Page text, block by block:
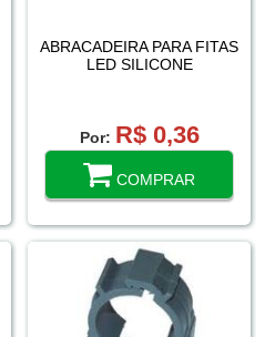
ABRACADEIRA PARA FITAS
LED SILICONE
Por: R$ 0,36
COMPRAR